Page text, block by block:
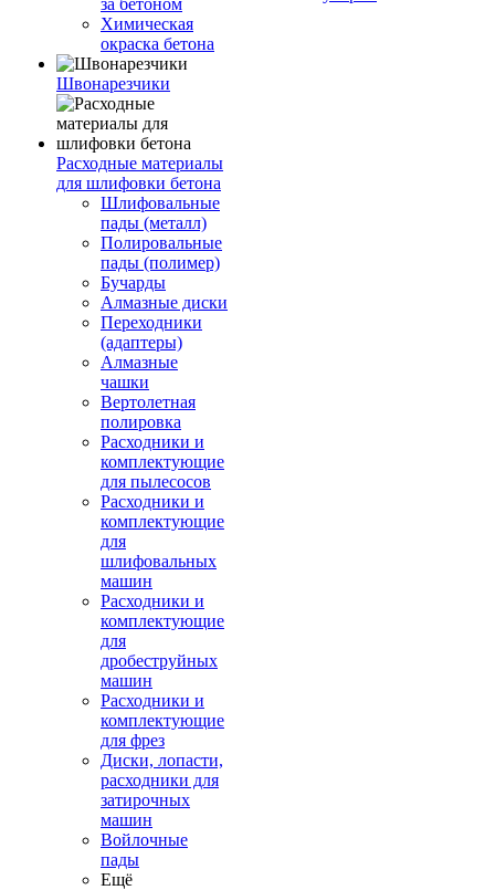
за бетоном
Химическая
окраска бетона
Швонарезчики
Расходные материалы
для шлифовки бетона
Шлифовальные
пады (металл)
Полировальные
пады (полимер)
Бучарды
Алмазные диски
Переходники
(адаптеры)
Алмазные
чашки
Вертолетная
полировка
Расходники и
комплектующие
для пылесосов
Расходники и
комплектующие
для
шлифовальных
машин
Расходники и
комплектующие
для
дробеструйных
машин
Расходники и
комплектующие
для фрез
Диски, лопасти,
расходники для
затирочных
машин
Войлочные
пады
Ещё